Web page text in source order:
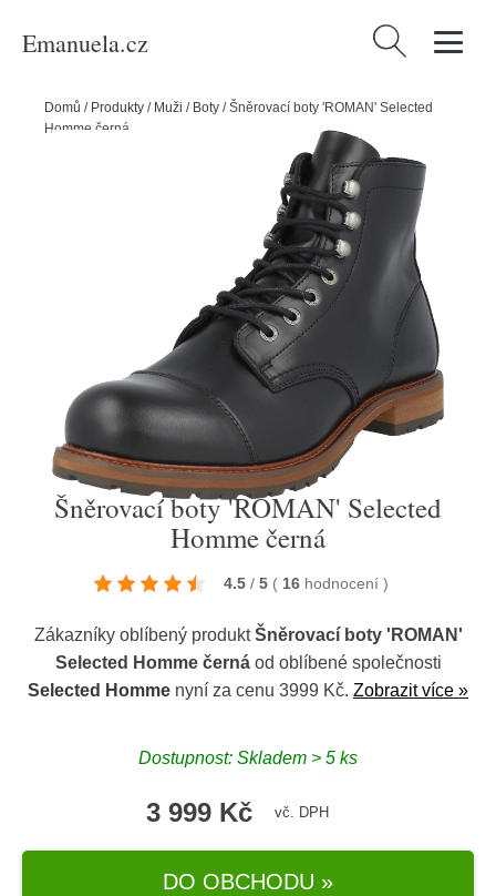
Emanuela.cz Vyhledávání
Domů / Produkty / Muži / Boty /Šněrovací boty 'ROMAN' Selected
Homme černá
Šněrovací boty 'ROMAN' Selected
Homme černá
4.5 / 5 ( 16 hodnocení )
Zákazníky oblíbený produktŠněrovací boty 'ROMAN'
Selected Homme černáod oblíbené společnosti
Selected Homme nyní za cenu 3999 Kč. Zobrazit více »
Dostupnost: Skladem > 5 ks
3 999 Kč vč. DPH
DO OBCHODU »